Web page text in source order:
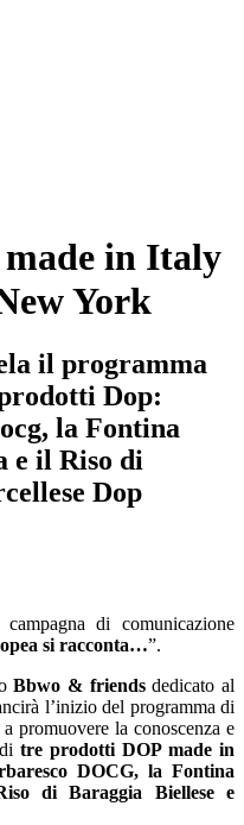
in Italy
York
il programma
Dop:
la Fontina
e il Riso di
Dop
campagna di comunicazione
si racconta…”.
Bbwo & friendsdedicato al
l’inizio del programma di
promuovere la conoscenza e
ditre prodotti DOP made in
DOCG, la Fontina
di Baraggia Biellese e